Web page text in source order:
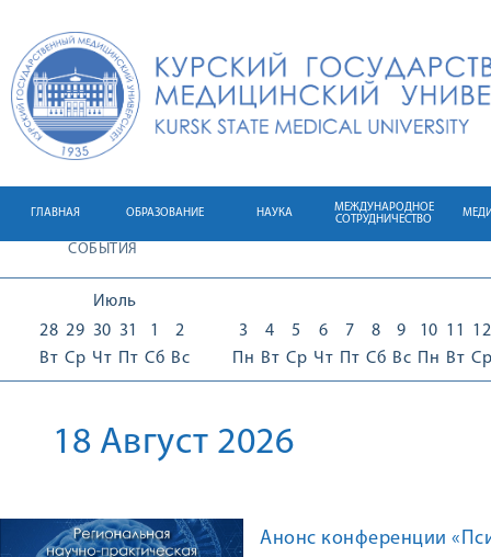
ГЛАВНАЯ ОБРАЗОВАНИЕ НАУКА
МЕЖДУНАРОДНОЕ
СОТРУДНИЧЕСТВО
СОБЫТИЯ
Июль
28
Вт
29
Ср
30
Чт
31
Пт
1
Сб
2
Вс
3
Пн
4
Вт
5
Ср
6
Чт
7
Пт
8
Сб
9
Вс
10
Пн
11
Вт
12
Ср
18 Август 2026
Анонс конференции